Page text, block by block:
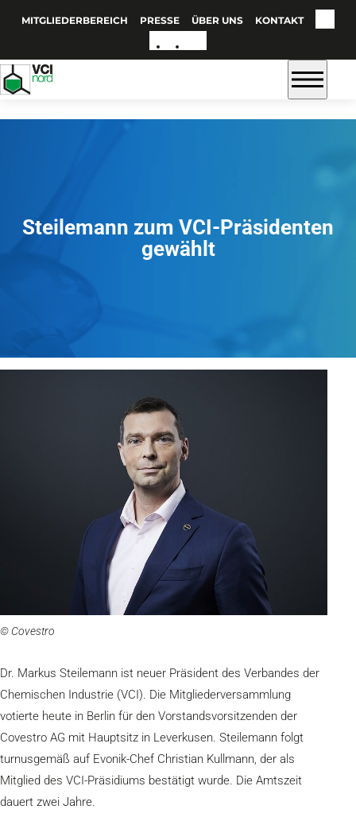
MITGLIEDERBEREICH PRESSE ÜBER UNS KONTAKT
Steilemann zum VCI-Präsidenten
gewählt
© Covestro
Dr. Markus Steilemann ist neuer Präsident des Verbandes der
Chemischen Industrie (VCI). Die Mitgliederversammlung
votierte heute in Berlin für den Vorstandsvorsitzenden der
Covestro AG mit Hauptsitz in Leverkusen. Steilemann folgt
turnusgemäß auf Evonik-Chef Christian Kullmann, der als
Mitglied des VCI-Präsidiums bestätigt wurde. Die Amtszeit
dauert zwei Jahre.